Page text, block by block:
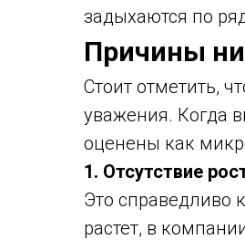
задыхаются по
Причины
Стоит отметить,
уважения. Когда
оценены как
1. Отсутствие
Это справедливо
растет, в